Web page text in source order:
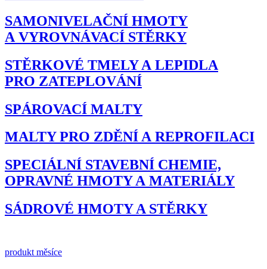
SAMONIVELAČNÍ HMOTY
A VYROVNÁVACÍ STĚRKY
STĚRKOVÉ TMELY A LEPIDLA
PRO ZATEPLOVÁNÍ
SPÁROVACÍ MALTY
MALTY PRO ZDĚNÍ A REPROFILACI
SPECIÁLNÍ STAVEBNÍ CHEMIE,
OPRAVNÉ HMOTY A MATERIÁLY
SÁDROVÉ HMOTY A STĚRKY
produkt měsíce